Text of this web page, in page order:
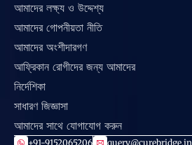
আমাদের লক্ষ্য ও উদ্দেশ্য
আমাদের গোপনীয়তা নীতি
আমাদের অংশীদারগণ
আফ্রিকান রোগীদের জন্য আমাদের
নির্দেশিকা
সাধারণ জিজ্ঞাসা
আমাদের সাথে যোগাযোগ করুন
+91-9152065206 query@curebridge.in